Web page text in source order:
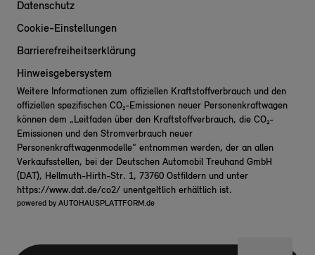
Datenschutz
Cookie-Einstellungen
Barrierefreiheitserklärung
Hinweisgebersystem
Weitere Informationen zum offiziellen Kraftstoffverbrauch und den
offiziellen spezifischen CO₂-Emissionen neuer Personenkraftwagen
können dem „Leitfaden über den Kraftstoffverbrauch, die CO₂-
Emissionen und den Stromverbrauch neuer
Personenkraftwagenmodelle“ entnommen werden, der an allen
Verkaufsstellen, bei der Deutschen Automobil Treuhand GmbH
(DAT), Hellmuth-Hirth-Str. 1, 73760 Ostfildern und unter
https://www.dat.de/co2/ unentgeltlich erhältlich ist.
powered by AUTOHAUSPLATTFORM.de